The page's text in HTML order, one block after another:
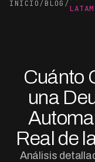
INICIO/BLOG /
Cuánto
una
Real de
Análisis